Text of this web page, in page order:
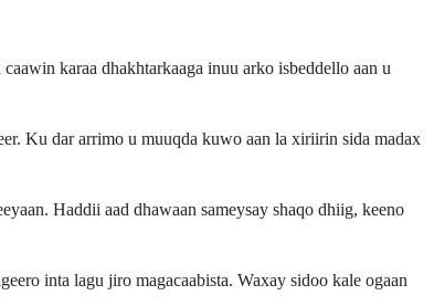
karaa dhakhtarkaaga inuu arko isbeddello aan u
Ku dar arrimo u muuqda kuwo aan la xiriirin sida madax
Haddii aad dhawaan sameysay shaqo dhiig, keeno
inta lagu jiro magacaabista. Waxay sidoo kale ogaan